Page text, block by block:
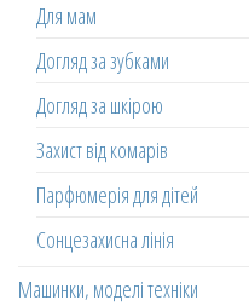
Для мам
Догляд за зубками
Догляд за шкірою
Захист від комарів
Парфюмерія для дітей
Сонцезахисна лінія
Машинки, моделі техніки